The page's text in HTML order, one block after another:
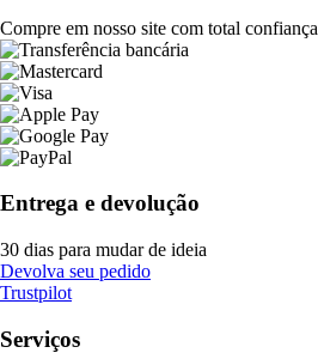
Compre em nosso site com total confiança
Entrega e devolução
30 dias para mudar de ideia
Devolva seu pedido
Trustpilot
Serviços